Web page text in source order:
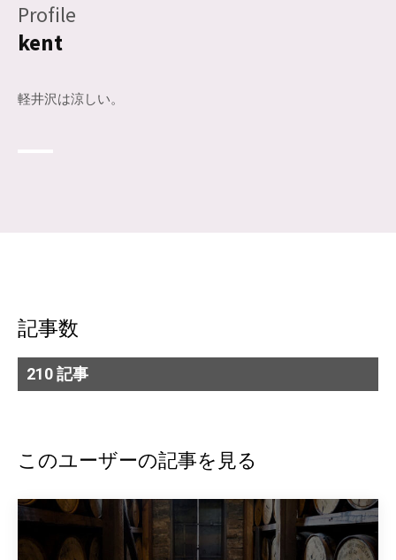
Profile
kent
軽井沢は涼しい。
記事数
210 記事
このユーザーの記事を見る